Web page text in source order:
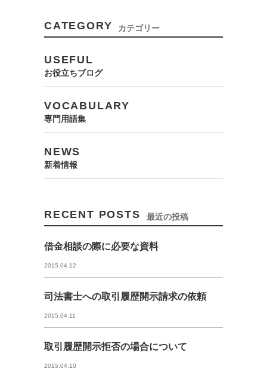
CATEGORY カテゴリー
USEFUL
お役立ちブログ
VOCABULARY
専門用語集
NEWS
新着情報
RECENT POSTS 最近の投稿
借金相談の際に必要な資料
2015.04.12
司法書士への取引履歴開示請求の依頼
2015.04.11
取引履歴開示拒否の場合について
2015.04.10